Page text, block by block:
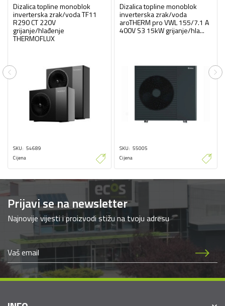
Dizalica topline monoblok
inverterska zrak/voda TF11
R290 CT 220V
grijanje/hlađenje
THERMOFLUX
SKU 54689
Cijena
Dizalica topline monoblok
inverterska zrak/voda
aroTHERM pro VWL 155/7.1 A
400V S3 15kW grijanje/hla...
SKU 55005
Cijena
Previous
Prijavi se na newsletter
Najnovije vijesti i proizvodi stižu na tvoju adresu